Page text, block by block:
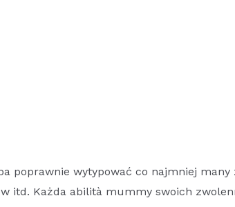
poprawnie wytypować co najmniej
itd. Każda abilità mummy swoich